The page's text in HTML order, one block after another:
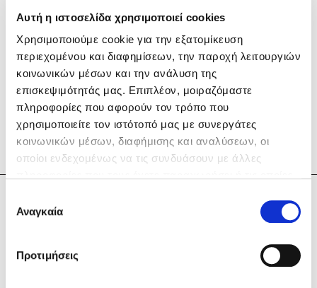
Αυτή η ιστοσελίδα χρησιμοποιεί cookies
Χρησιμοποιούμε cookie για την εξατομίκευση
περιεχομένου και διαφημίσεων, την παροχή λειτουργιών
κοινωνικών μέσων και την ανάλυση της
επισκεψιμότητάς μας. Επιπλέον, μοιραζόμαστε
πληροφορίες που αφορούν τον τρόπο που
χρησιμοποιείτε τον ιστότοπό μας με συνεργάτες
κοινωνικών μέσων, διαφήμισης και αναλύσεων, οι
οποίοι ενδεχομένως να τις συνδυάσουν με άλλες
των υπηρεσιών τους. Αν συνεχίσετε να χρησιμοποιείτε
την ιστοσελίδα μας, συναινείτε στη χρήση των cookies
συγκατάθεσης
Αναγκαία
Προτιμήσεις
Mel Robbins
Η μέθοδος Αφήστε τους
Δημοφιλείς Συγγραφείς
Παύλος Καστανάς
Ιωάννης Γλωσσόπουλος